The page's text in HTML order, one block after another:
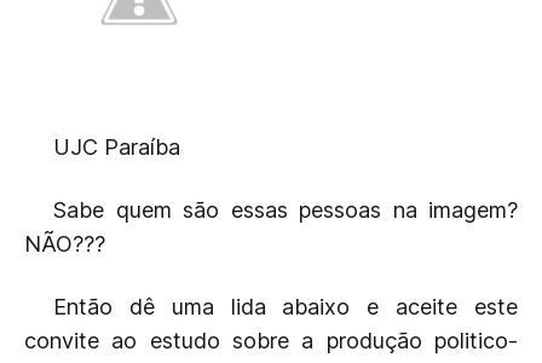
UJC Paraíba
Sabe quem são essas pessoas na imagem?
NÃO???
Então dê uma lida abaixo e aceite este
convite ao estudo sobre a produção politico-